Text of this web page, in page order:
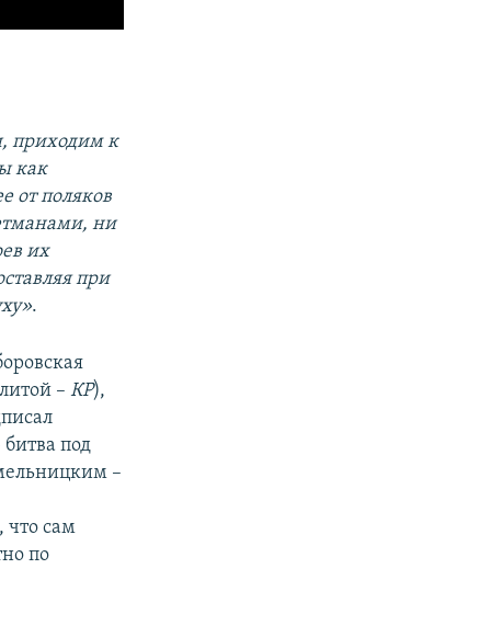
приходим к
как
от поляков
ни
их
при
.
– КР),
под
–
что сам
по